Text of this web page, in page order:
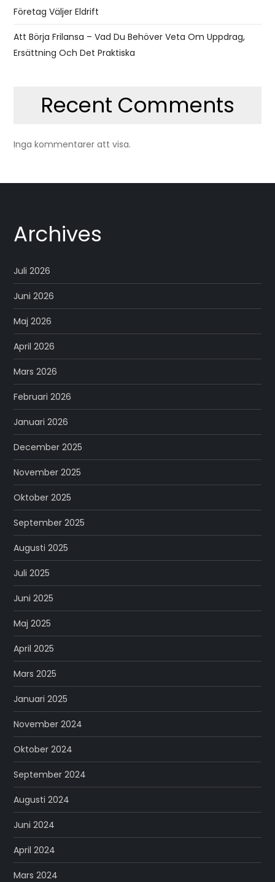
Företag Väljer Eldrift
Att Börja Frilansa – Vad Du Behöver Veta Om Uppdrag,
Ersättning Och Det Praktiska
Recent Comments
Inga kommentarer att visa.
Archives
Juli 2026
Juni 2026
Maj 2026
April 2026
Mars 2026
Februari 2026
Januari 2026
December 2025
November 2025
Oktober 2025
September 2025
Augusti 2025
Juli 2025
Juni 2025
Maj 2025
April 2025
Mars 2025
Januari 2025
November 2024
Oktober 2024
September 2024
Augusti 2024
Juni 2024
April 2024
Mars 2024